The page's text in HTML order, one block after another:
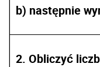
b) następnie
2. Obliczyć